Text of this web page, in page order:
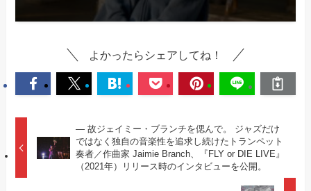
よかったらシェアしてね！
— 故ジェイミー・ブランチを偲んで。 ジャズだけ
ではなく独自の音楽性を追求し続けたトランペット
奏者／作曲家 Jaimie Branch、『FLY or DIE LIVE』
（2021年）リリース時のインタビューを公開。